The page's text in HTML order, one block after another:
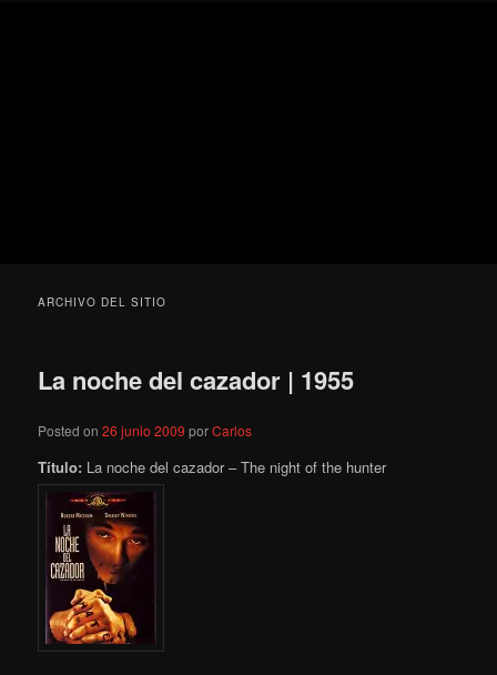
ARCHIVO DEL SITIO
La noche del cazador | 1955
Posted on26 junio 2009 porCarlos
Título: La noche del cazador – The night of the hunter